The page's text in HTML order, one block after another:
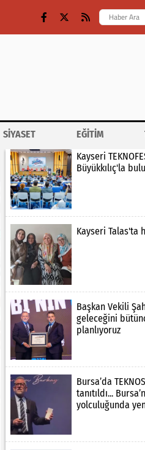
SİYASET EĞİTİM
Kayseri
Büyükkılıç'la
Kayseri Talas'ta
Başkan Vekili
geleceğini
planlıyoruz
Bursa’da
tanıtıldı...
yolculuğunda